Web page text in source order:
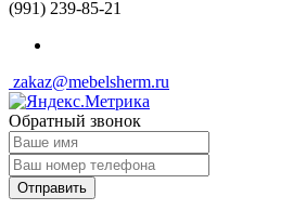
(991) 239-85-21
zakaz@mebelsherm.ru
Обратный звонок
Отправить